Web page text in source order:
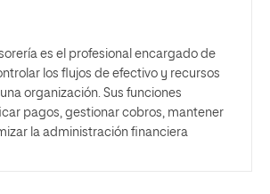
es el profesional encargado de
los flujos de efectivo y recursos
organización. Sus funciones
pagos, gestionar cobros, mantener
la administración financiera